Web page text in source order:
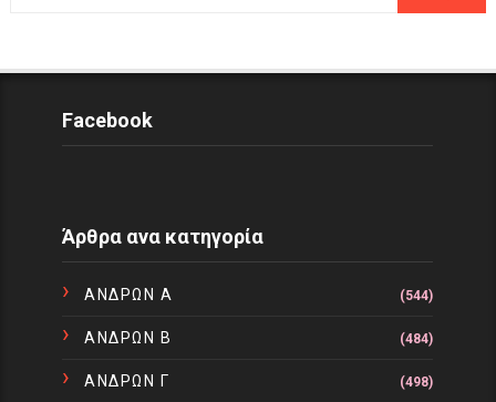
Facebook
Άρθρα ανα κατηγορία
ΑΝΔΡΩΝ Α (544)
ΑΝΔΡΩΝ Β (484)
ΑΝΔΡΩΝ Γ (498)